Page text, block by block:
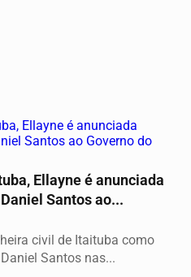
Ellayne é anunciada
Santos ao...
civil de Itaituba como
Santos nas...